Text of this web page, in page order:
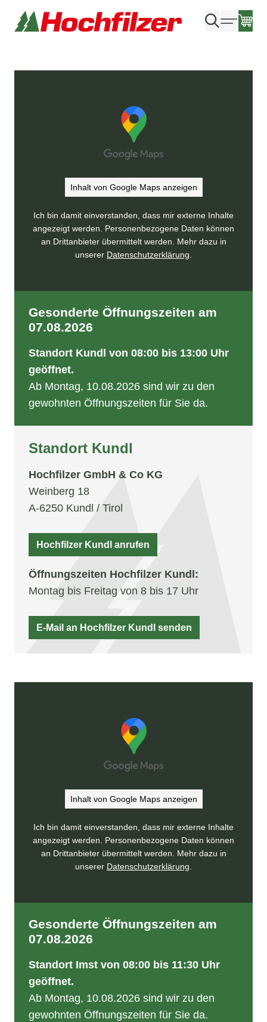
Produkte
Händlerverzeichnis
Infos & Service
Inhalt von Google Maps anzeigen
Ich bin damit einverstanden, dass mir externe Inhalte
angezeigt werden. Personenbezogene Daten können
an Drittanbieter übermittelt werden. Mehr dazu in
unserer Datenschutzerklärung
Gesonderte Öffnungszeiten am
07.08.2026
Standort Kundl von 08:00 bis 13:00 Uhr
geöffnet.
Ab Montag, 10.08.2026 sind wir zu den
gewohnten Öffnungszeiten für Sie da.
Standort Kundl
Hochfilzer GmbH & Co KG
Weinberg 18
A-6250 Kundl / Tirol
Hochfilzer Kundl anrufen
Öffnungszeiten Hochfilzer Kundl:
Montag bis Freitag von 8 bis 17 Uhr
E-Mail an Hochfilzer Kundl senden
Inhalt von Google Maps anzeigen
Ich bin damit einverstanden, dass mir externe Inhalte
angezeigt werden. Personenbezogene Daten können
an Drittanbieter übermittelt werden. Mehr dazu in
unserer Datenschutzerklärung
Gesonderte Öffnungszeiten am
07.08.2026
Standort Imst von 08:00 bis 11:30 Uhr
geöffnet.
Ab Montag, 10.08.2026 sind wir zu den
gewohnten Öffnungszeiten für Sie da.